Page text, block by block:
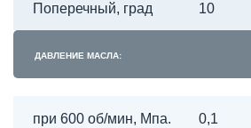
Поперечный, град 10
ДАВЛЕНИЕ МАСЛА:
при 600 об/мин, Мпа. 0,1